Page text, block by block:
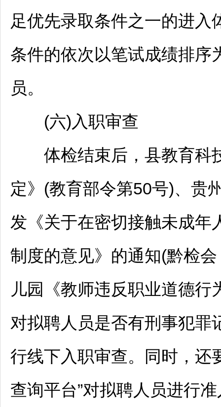
足优先录取条件之一的进入
条件的依次以笔试成绩排序
员。
(六)入职审查
体检结束后，县教育科
定》(教育部令第50号)、贵
发《关于在密切接触未成年
制度的意见》的通知(黔检
儿园《教师违反职业道德行
对拟聘人员是否有刑事犯罪
行线下入职审查。同时，还
查询平台”对拟聘人员进行